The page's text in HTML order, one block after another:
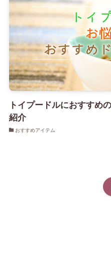
トイプードルにおすすめ
紹介
おすすめアイテム